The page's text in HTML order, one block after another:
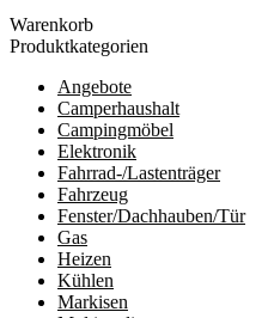
Warenkorb
Produktkategorien
Angebote
Camperhaushalt
Campingmöbel
Elektronik
Fahrrad-/Lastenträger
Fahrzeug
Fenster/Dachhauben/Tür
Gas
Heizen
Kühlen
Markisen